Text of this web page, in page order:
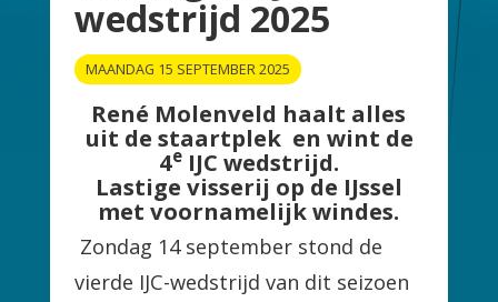
wedstrijd 2025
MAANDAG 15 SEPTEMBER 2025
René Molenveld haalt alles
uit de staartplek en wint de
4eIJC wedstrijd.
Lastige visserij op de IJssel
met voornamelijk windes.
Zondag 14 september stond de
vierde IJC-wedstrijd van dit seizoen